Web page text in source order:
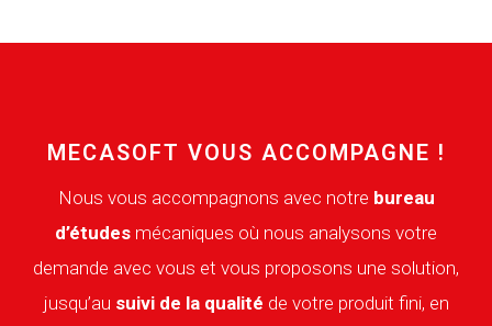
MECASOFT VOUS ACCOMPAGNE !
Nous vous accompagnons avec notre bureau
d’études mécaniques où nous analysons votre
demande avec vous et vous proposons une solution,
jusqu’au suivi de la qualité de votre produit fini, en